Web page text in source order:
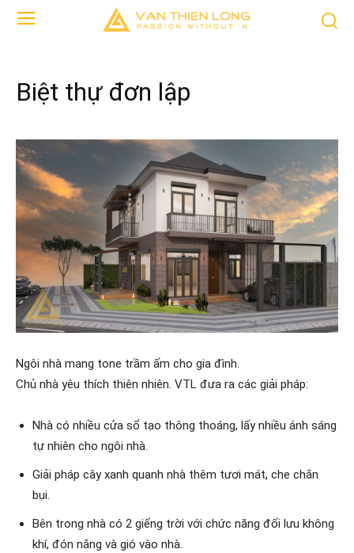
Biệt thự đơn lập
Ngôi nhà mang tone trầm ấm cho gia đình.
Chủ nhà yêu thích thiên nhiên. VTL đưa ra các giải pháp:
Nhà có nhiều cửa sổ tạo thông thoáng, lấy nhiều ánh sáng
tự nhiên cho ngôi nhà.
Giải pháp cây xanh quanh nhà thêm tươi mát, che chắn
bụi.
Bên trong nhà có 2 giếng trời với chức năng đối lưu không
khí, đón nắng và gió vào nhà.